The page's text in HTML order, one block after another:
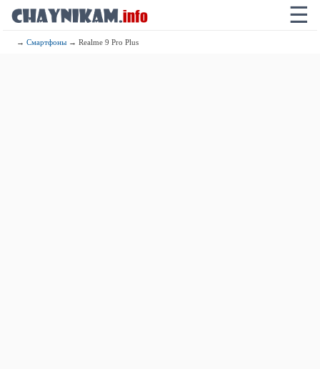
☰
→Смартфоны → Realme 9 Pro Plus